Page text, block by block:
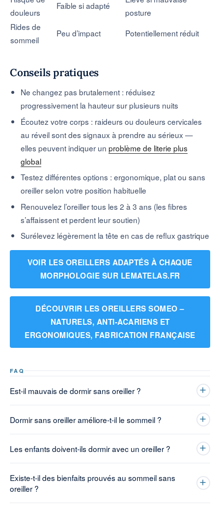
douleurs
Faible si adapté
posture
Rides de
sommeil
Peu d’impact Potentiellement réduit
Conseils pratiques
Ne changez pas brutalement : réduisez
progressivement la hauteur sur plusieurs nuits
Écoutez votre corps : raideurs ou douleurs cervicales
au réveil sont des signaux à prendre au sérieux —
elles peuvent indiquer unproblème de literie plus
global
Testez différentes options : ergonomique, plat ou sans
oreiller selon votre position habituelle
Renouvelez l’oreiller tous les 2 à 3 ans (les fibres
s’affaissent et perdent leur soutien)
Surélevez légèrement la tête en cas de reflux gastrique
VOIR LES OREILLERS ADAPTÉS À CHAQUE
MORPHOLOGIE SUR LEMATELAS.FR
DÉCOUVRIR LES OREILLERS SOMEO –
NATURELS, ANTI-ACARIENS ET
ERGONOMIQUES, FABRICATION FRANÇAISE
FAQ
Est-il mauvais de dormir sans oreiller ?
Dormir sans oreiller améliore-t-il le sommeil ?
Les enfants doivent-ils dormir avec un oreiller ?
Existe-t-il des bienfaits prouvés au sommeil sans
oreiller ?